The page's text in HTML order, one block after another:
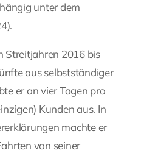
unter dem
Streitjahren 2016 bis
aus selbstständiger
er an vier Tagen pro
Kunden aus. In
machte er
von seiner